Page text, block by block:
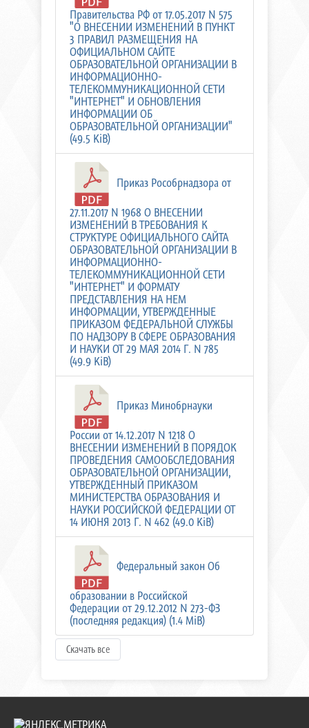
Правительства РФ от 17.05.2017 N 575
"О ВНЕСЕНИИ ИЗМЕНЕНИЙ В ПУНКТ
3 ПРАВИЛ РАЗМЕЩЕНИЯ НА
ОФИЦИАЛЬНОМ САЙТЕ
ОБРАЗОВАТЕЛЬНОЙ ОРГАНИЗАЦИИ В
ИНФОРМАЦИОННО-
ТЕЛЕКОММУНИКАЦИОННОЙ СЕТИ
"ИНТЕРНЕТ" И ОБНОВЛЕНИЯ
ИНФОРМАЦИИ ОБ
ОБРАЗОВАТЕЛЬНОЙ ОРГАНИЗАЦИИ"
(49.5 KiB)
Приказ Рособрнадзора от
27.11.2017 N 1968 О ВНЕСЕНИИ
ИЗМЕНЕНИЙ В ТРЕБОВАНИЯ К
СТРУКТУРЕ ОФИЦИАЛЬНОГО САЙТА
ОБРАЗОВАТЕЛЬНОЙ ОРГАНИЗАЦИИ В
ИНФОРМАЦИОННО-
ТЕЛЕКОММУНИКАЦИОННОЙ СЕТИ
"ИНТЕРНЕТ" И ФОРМАТУ
ПРЕДСТАВЛЕНИЯ НА НЕМ
ИНФОРМАЦИИ, УТВЕРЖДЕННЫЕ
ПРИКАЗОМ ФЕДЕРАЛЬНОЙ СЛУЖБЫ
ПО НАДЗОРУ В СФЕРЕ ОБРАЗОВАНИЯ
И НАУКИ ОТ 29 МАЯ 2014 Г. N 785
(49.9 KiB)
Приказ Минобрнауки
России от 14.12.2017 N 1218 О
ВНЕСЕНИИ ИЗМЕНЕНИЙ В ПОРЯДОК
ПРОВЕДЕНИЯ САМООБСЛЕДОВАНИЯ
ОБРАЗОВАТЕЛЬНОЙ ОРГАНИЗАЦИИ,
УТВЕРЖДЕННЫЙ ПРИКАЗОМ
МИНИСТЕРСТВА ОБРАЗОВАНИЯ И
НАУКИ РОССИЙСКОЙ ФЕДЕРАЦИИ ОТ
14 ИЮНЯ 2013 Г. N 462 (49.0 KiB)
Федеральный закон Об
образовании в Российской
Федерации от 29.12.2012 N 273-ФЗ
(последняя редакция) (1.4 MiB)
Скачать все